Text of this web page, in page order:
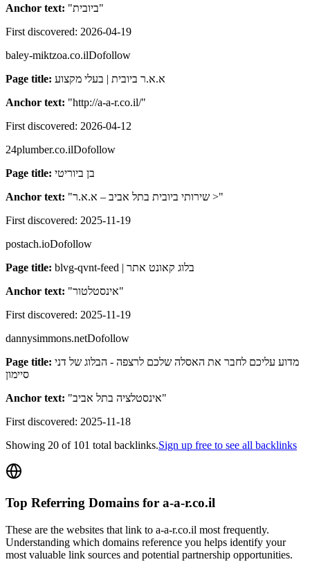
Anchor text: "ביובית"
First discovered: 2026-04-19
baley-miktzoa.co.ilDofollow
Page title: א.א.ר ביובית | בעלי מקצוע
Anchor text: "http://a-a-r.co.il/"
First discovered: 2026-04-12
24plumber.co.ilDofollow
Page title: בן ביוריטי
Anchor text: " שירותי ביובית בתל אביב – א.א.ר >"
First discovered: 2025-11-19
postach.ioDofollow
Page title:
blvg-qvnt-feed | בלוג קאונט אתר
Anchor text: "אינסטלטור"
First discovered: 2025-11-19
dannysimmons.netDofollow
Page title: מדוע עליכם לחבר את האסלה שלכם לרצפה - הבלוג של דני
סיימון
Anchor text: "אינסטלציה בתל אביב"
First discovered: 2025-11-18
Showing 20 of 101 total backlinks.Sign up free to see all backlinks
Top Referring Domains for a-a-r.co.il
These are the websites that link to a-a-r.co.il most frequently.
Understanding which domains reference you helps identify your
most valuable link sources and potential partnership opportunities.